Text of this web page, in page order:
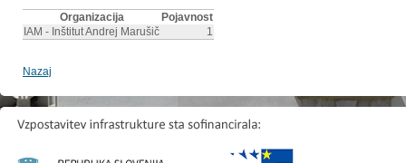
Organizacija
Pojavnost
IAM - Inštitut Andrej Marušič
1
Nazaj